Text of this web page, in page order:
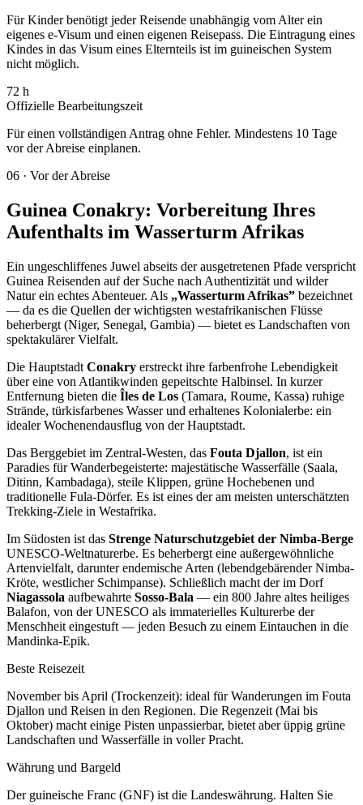
Für Kinder benötigt jeder Reisende unabhängig vom Alter ein
eigenes e-Visum und einen eigenen Reisepass. Die Eintragung eines
Kindes in das Visum eines Elternteils ist im guineischen System
nicht möglich.
72 h
Offizielle Bearbeitungszeit
Für einen vollständigen Antrag ohne Fehler. Mindestens 10 Tage
vor der Abreise einplanen.
06 · Vor der Abreise
Guinea Conakry: Vorbereitung Ihres
Aufenthalts im Wasserturm Afrikas
Ein ungeschliffenes Juwel abseits der ausgetretenen Pfade verspricht
Guinea Reisenden auf der Suche nach Authentizität und wilder
Natur ein echtes Abenteuer. Als „Wasserturm Afrikas” bezeichnet
— da es die Quellen der wichtigsten westafrikanischen Flüsse
beherbergt (Niger, Senegal, Gambia) — bietet es Landschaften von
spektakulärer Vielfalt.
Die Hauptstadt Conakry erstreckt ihre farbenfrohe Lebendigkeit
über eine von Atlantikwinden gepeitschte Halbinsel. In kurzer
Entfernung bieten die Îles de Los (Tamara, Roume, Kassa) ruhige
Strände, türkisfarbenes Wasser und erhaltenes Kolonialerbe: ein
idealer Wochenendausflug von der Hauptstadt.
Das Berggebiet im Zentral-Westen, das Fouta Djallon, ist ein
Paradies für Wanderbegeisterte: majestätische Wasserfälle (Saala,
Ditinn, Kambadaga), steile Klippen, grüne Hochebenen und
traditionelle Fula-Dörfer. Es ist eines der am meisten unterschätzten
Trekking-Ziele in Westafrika.
Im Südosten ist das Strenge Naturschutzgebiet der Nimba-Berge
UNESCO-Weltnaturerbe. Es beherbergt eine außergewöhnliche
Artenvielfalt, darunter endemische Arten (lebendgebärender Nimba-
Kröte, westlicher Schimpanse). Schließlich macht der im Dorf
Niagassola aufbewahrte Sosso-Bala — ein 800 Jahre altes heiliges
Balafon, von der UNESCO als immaterielles Kulturerbe der
Menschheit eingestuft — jeden Besuch zu einem Eintauchen in die
Mandinka-Epik.
Beste Reisezeit
November bis April (Trockenzeit): ideal für Wanderungen im Fouta
Djallon und Reisen in den Regionen. Die Regenzeit (Mai bis
Oktober) macht einige Pisten unpassierbar, bietet aber üppig grüne
Landschaften und Wasserfälle in voller Pracht.
Währung und Bargeld
Der guineische Franc (GNF) ist die Landeswährung. Halten Sie